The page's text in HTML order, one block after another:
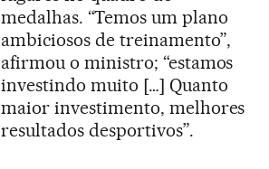
medalhas. “Temos um plano
ambiciosos de treinamento”,
afirmou o ministro; “estamos
investindo muito […] Quanto
maior investimento, melhores
resultados desportivos”.